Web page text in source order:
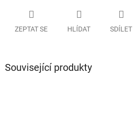
ZEPTAT SE HLÍDAT SDÍLET
Související produkty